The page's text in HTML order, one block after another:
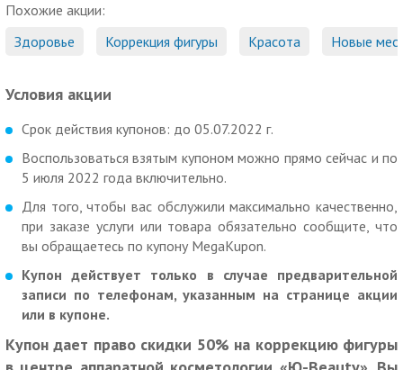
Похожие акции:
Здоровье
Коррекция фигуры Красота Новые
Условия акции
Срок действия купонов: до 05.07.2022 г.
Воспользоваться взятым купоном можно прямо сейчас и по
5 июля 2022 года включительно.
Для того, чтобы вас обслужили максимально качественно,
при заказе услуги или товара обязательно сообщите, что
вы обращаетесь по купону MegaKupon.
Купон действует только в случае предварительной
записи по телефонам, указанным на странице акции
или в купоне.
Купон дает право скидки 50% на коррекцию фигуры